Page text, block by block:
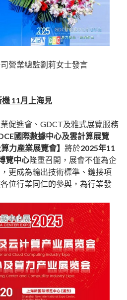
營業總監劉莉女士發言
11月上海見
促進會、GDCT及雅式展覽服務
國際數據中心及雲計算展覽
力產業展覽會】 將於2025年11
覽中心隆重召開，展會不僅為企
更成為輸出技術標準、鏈接項
位行業同仁的參與，為行業發